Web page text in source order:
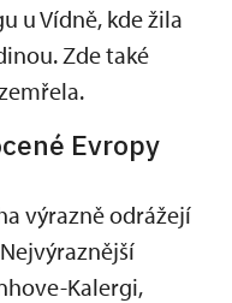
u Vídně, kde žila
Zde také
Evropy
výrazně odrážejí
Kalergi,